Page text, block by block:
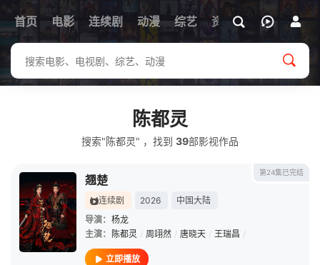
首页 电影 连续剧 动漫 综艺 资讯
陈都灵
搜索"陈都灵" ，找到 39部影视作品
第24集已完结
翘楚
连续剧 2026
中国大陆
导演： 杨龙
主演：
陈都灵 / 周翊然 / 唐晓天 / 王瑞昌 /
立即播放